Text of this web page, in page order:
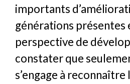
importants
générations présentes
perspective de
constater que
s’engage à